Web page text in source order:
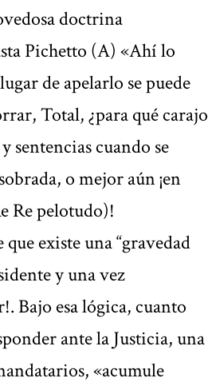
doctrina
Pichetto (A) «Ahí lo
de apelarlo se puede
Total, ¿para qué carajo
sentencias cuando se
o mejor aún ¡en
Re pelotudo)!
existe una “gravedad
y una vez
Bajo esa lógica, cuanto
ante la Justicia, una
«acumule